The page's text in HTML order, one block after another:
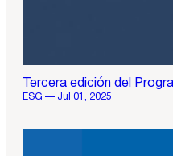
Tercera edición del
ESG — Jul 01, 2025